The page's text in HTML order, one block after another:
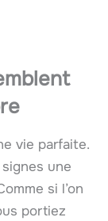
vie parfaite.
une
si l’on
portiez